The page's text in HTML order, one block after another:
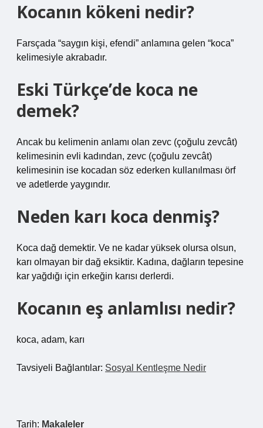
Kocanın kökeni nedir?
Farsçada “saygın kişi, efendi” anlamına gelen “koca”
kelimesiyle akrabadır.
Eski Türkçe’de koca ne
demek?
Ancak bu kelimenin anlamı olan zevc (çoğulu zevcât)
kelimesinin evli kadından, zevc (çoğulu zevcât)
kelimesinin ise kocadan söz ederken kullanılması örf
ve adetlerde yaygındır.
Neden karı koca denmiş?
Koca dağ demektir. Ve ne kadar yüksek olursa olsun,
karı olmayan bir dağ eksiktir. Kadına, dağların tepesine
kar yağdığı için erkeğin karısı derlerdi.
Kocanın eş anlamlısı nedir?
koca, adam, karı
Tavsiyeli Bağlantılar: Sosyal Kentleşme Nedir
Tarih: Makaleler